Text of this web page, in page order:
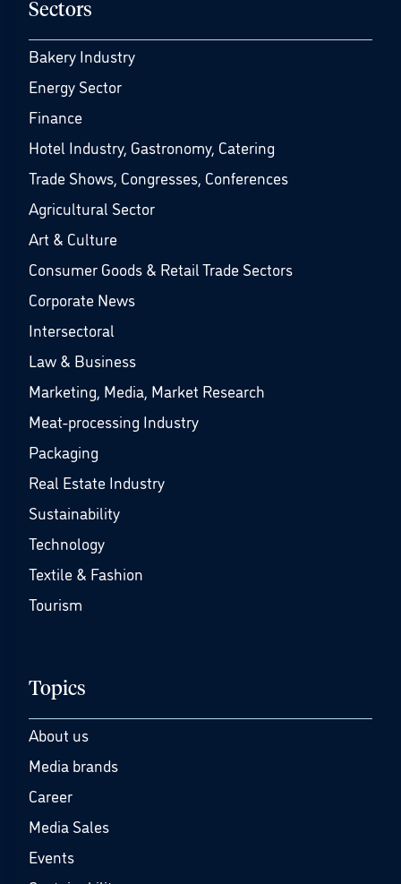
Sectors
Bakery Industry
Energy Sector
Finance
Hotel Industry, Gastronomy, Catering
Trade Shows, Congresses, Conferences
Agricultural Sector
Art & Culture
Consumer Goods & Retail Trade Sectors
Corporate News
Intersectoral
Law & Business
Marketing, Media, Market Research
Meat-processing Industry
Packaging
Real Estate Industry
Sustainability
Technology
Textile & Fashion
Tourism
Topics
About us
Media brands
Career
Media Sales
Events